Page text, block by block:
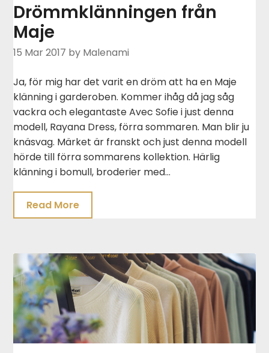
Drömmklänningen från
Maje
15 Mar 2017 by Malenami
Ja, för mig har det varit en dröm att ha en Maje
klänning i garderoben. Kommer ihåg då jag såg
vackra och elegantaste Avec Sofie i just denna
modell, Rayana Dress, förra sommaren. Man blir ju
knäsvag. Märket är franskt och just denna modell
hörde till förra sommarens kollektion. Härlig
klänning i bomull, broderier med…
Read More